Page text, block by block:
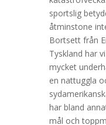
sportslig
åtminstone
Bortsett från
Tyskland har
mycket
en nattuggla
har bland
mål och